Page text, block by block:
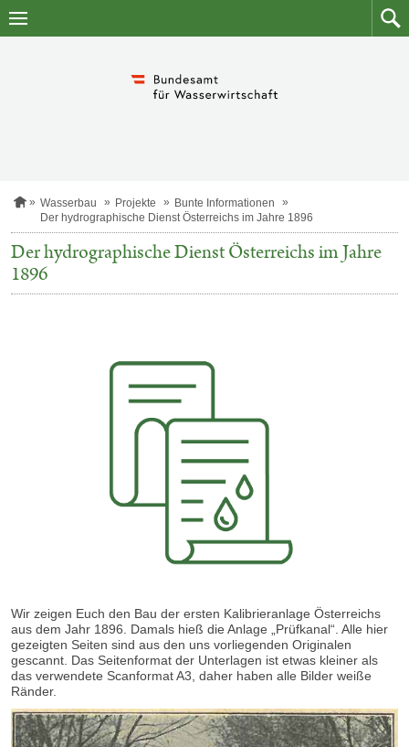
Zum
Zum
S
a
r
t
Wasserbau Projekte
Bunte Informationen
Der hydrographische Dienst Österreichs im Jahre 1896
Der hydrographische Dienst Österreichs im Jahre
1896
Wir zeigen Euch den Bau der ersten Kalibrieranlage Österreichs
aus dem Jahr 1896. Damals hieß die Anlage „Prüfkanal“. Alle hier
gezeigten Seiten sind aus den uns vorliegenden Originalen
gescannt. Das Seitenformat der Unterlagen ist etwas kleiner als
das verwendete Scanformat A3, daher haben alle Bilder weiße
Ränder.